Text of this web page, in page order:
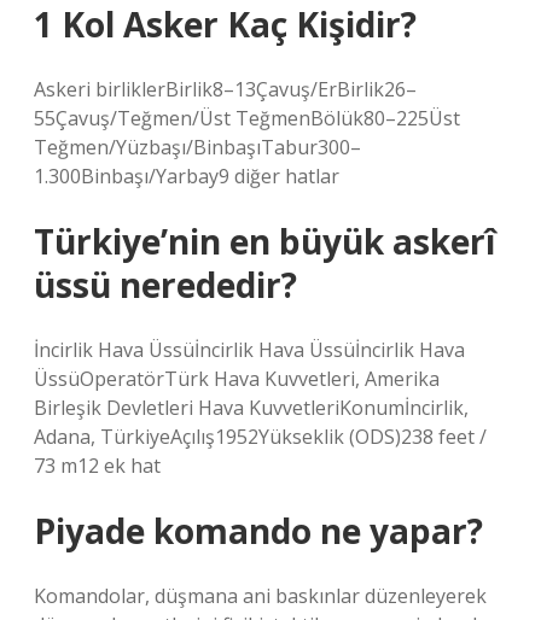
1 Kol Asker Kaç Kişidir?
Askeri birliklerBirlik8–13Çavuş/ErBirlik26–
55Çavuş/Teğmen/Üst TeğmenBölük80–225Üst
Teğmen/Yüzbaşı/BinbaşıTabur300–
1.300Binbaşı/Yarbay9 diğer hatlar
Türkiye’nin en büyük askerî
üssü nerededir?
İncirlik Hava Üssüİncirlik Hava Üssüİncirlik Hava
ÜssüOperatörTürk Hava Kuvvetleri, Amerika
Birleşik Devletleri Hava KuvvetleriKonumİncirlik,
Adana, TürkiyeAçılış1952Yükseklik (ODS)238 feet /
73 m12 ek hat
Piyade komando ne yapar?
Komandolar, düşmana ani baskınlar düzenleyerek